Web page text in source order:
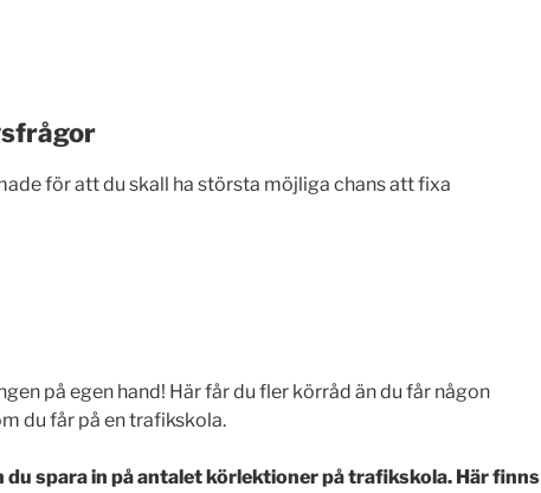
för att du skall ha största möjliga chans att fixa
på egen hand! Här får du fler körråd än du får någon
du får på en trafikskola.
du spara in på antalet körlektioner på trafikskola. Här finns